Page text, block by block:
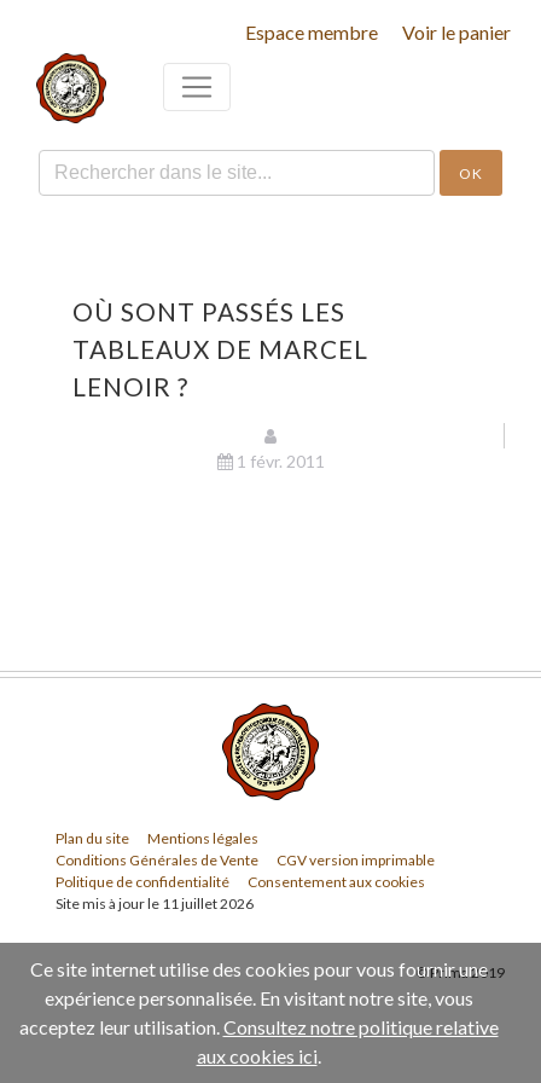
Espace membre Voir le panier
OK
OÙ SONT PASSÉS LES
TABLEAUX DE MARCEL
LENOIR ?
1 févr. 2011
Plan du site
Mentions légales
Conditions Générales de Vente
CGV version imprimable
Politique de confidentialité
Consentement aux cookies
Site mis à jour le 11 juillet 2026
© Prima 2019
Ce site internet utilise des cookies pour vous fournir une
expérience personnalisée. En visitant notre site, vous
acceptez leur utilisation.Consultez notre politique relative
aux cookies ici.